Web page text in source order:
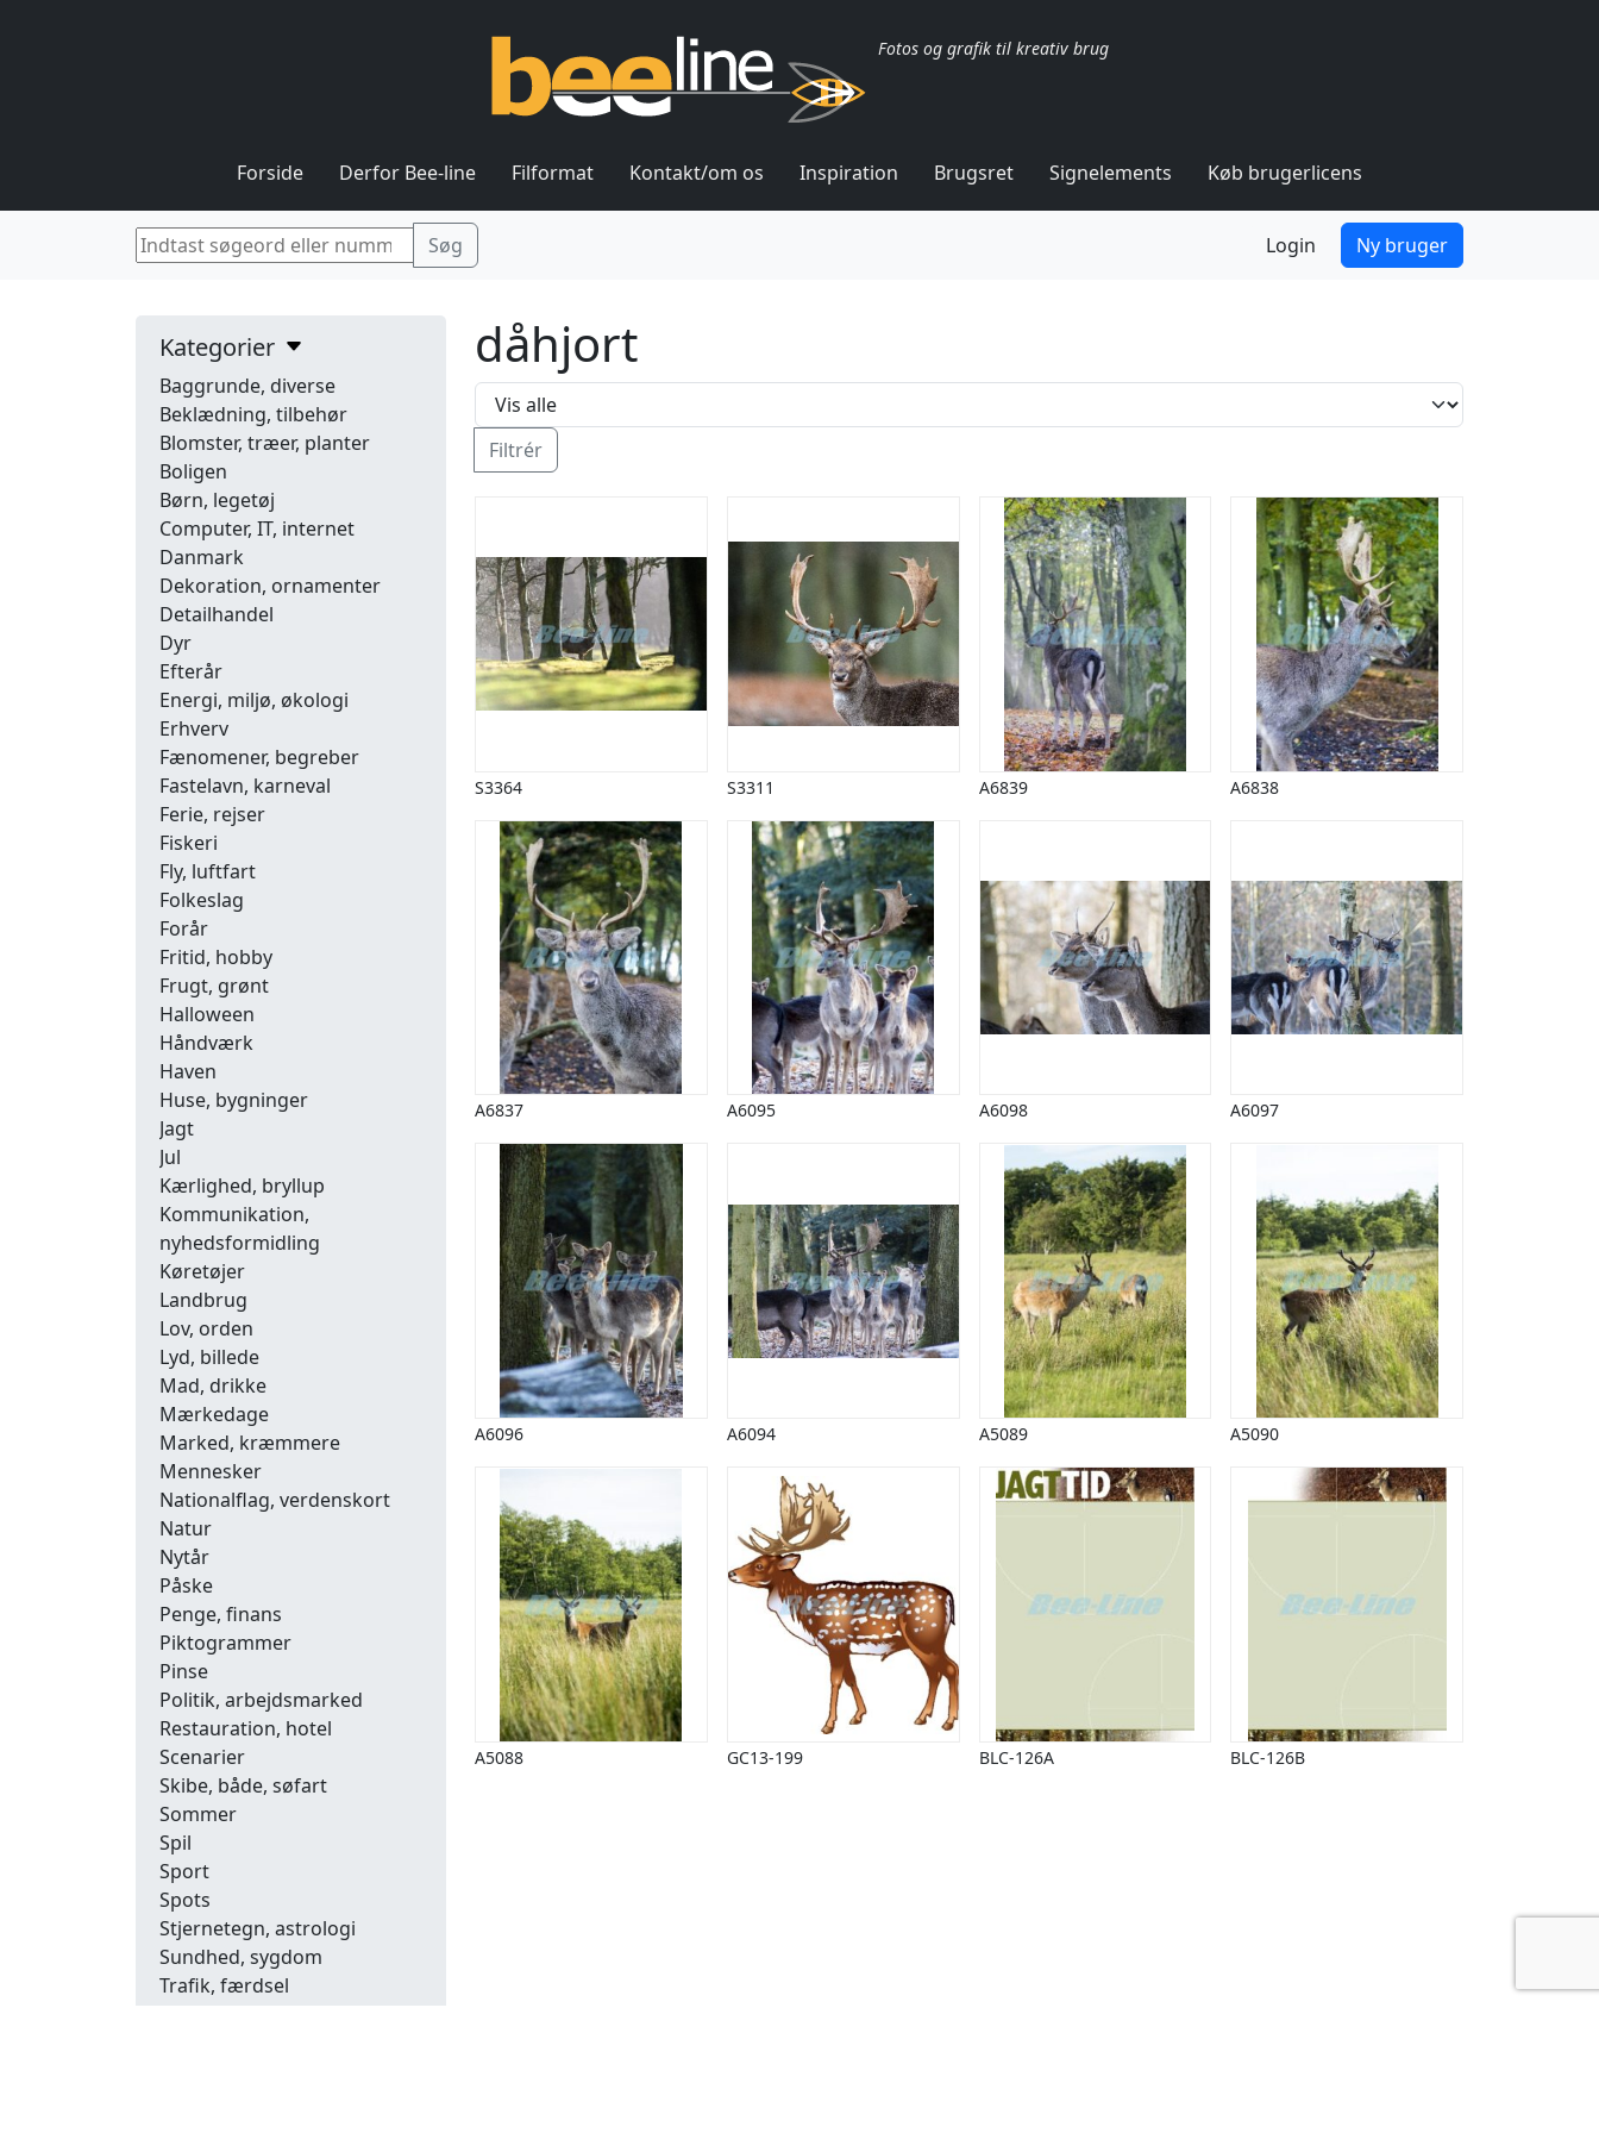
Fotos og grafik til kreativ brug
Forside Derfor Bee-line Filformat Kontakt/om os Inspiration Brugsret Signelements Køb brugerlicens
Login Ny bruger
Kategorier
Baggrunde, diverse
Beklædning, tilbehør
Blomster, træer, planter
Boligen
Børn, legetøj
Computer, IT, internet
Danmark
Dekoration, ornamenter
Detailhandel
Dyr
Efterår
Energi, miljø, økologi
Erhverv
Fænomener, begreber
Fastelavn, karneval
Ferie, rejser
Fiskeri
Fly, luftfart
Folkeslag
Forår
Fritid, hobby
Frugt, grønt
Halloween
Håndværk
Haven
Huse, bygninger
Jagt
Jul
Kærlighed, bryllup
Kommunikation,
nyhedsformidling
Køretøjer
Landbrug
Lov, orden
Lyd, billede
Mad, drikke
Mærkedage
Marked, kræmmere
Mennesker
Nationalflag, verdenskort
Natur
Nytår
Påske
Penge, finans
Piktogrammer
Pinse
Politik, arbejdsmarked
Restauration, hotel
Scenarier
Skibe, både, søfart
Sommer
Spil
Sport
Spots
Stjernetegn, astrologi
Sundhed, sygdom
Trafik, færdsel
dåhjort
Filtrér
S3364 S3311 A6839 A6838
A6837 A6095 A6098 A6097
A6096 A6094 A5089 A5090
A5088 GC13-199 BLC-126A BLC-126B